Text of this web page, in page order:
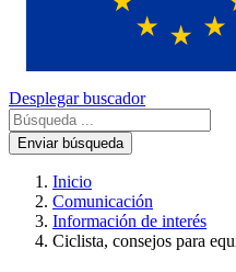
Desplegar buscador
Enviar búsqueda
Inicio
Comunicación
Información de interés
Ciclista, consejos para